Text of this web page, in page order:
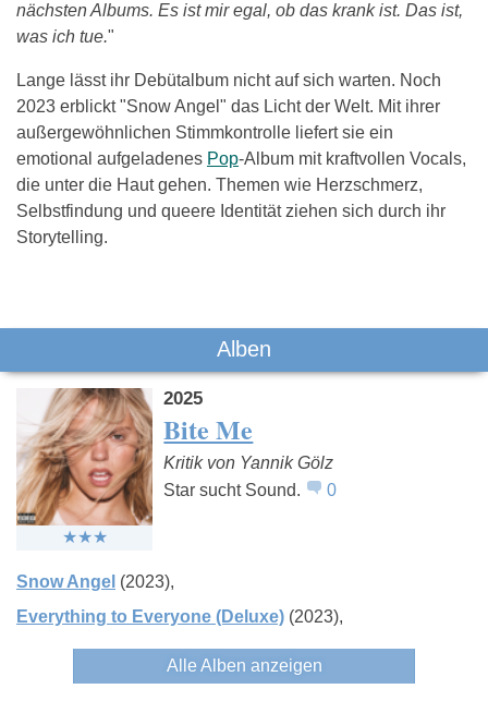
nächsten Albums. Es ist mir egal, ob das krank ist. Das ist,
was ich tue."
Lange lässt ihr Debütalbum nicht auf sich warten. Noch
2023 erblickt "Snow Angel" das Licht der Welt. Mit ihrer
außergewöhnlichen Stimmkontrolle liefert sie ein
emotional aufgeladenes Pop-Album mit kraftvollen Vocals,
die unter die Haut gehen. Themen wie Herzschmerz,
Selbstfindung und queere Identität ziehen sich durch ihr
Storytelling.
Das könnte Dich auch interessieren:
Jupiter Jones
Alben
2025
Bite Me
Kritik von Yannik Gölz
Star sucht Sound.
0
Snow Angel (2023)
Everything to Everyone (Deluxe) (2023)
Alle Alben anzeigen